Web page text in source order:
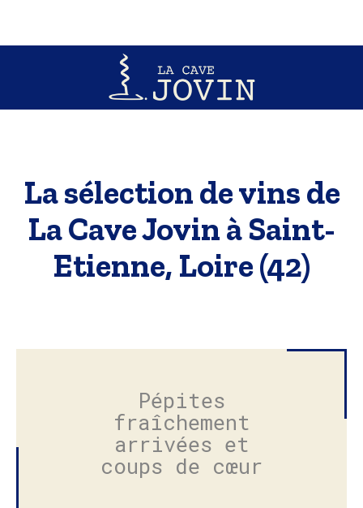
La sélection de vins de
La Cave Jovin à Saint-
Etienne, Loire (42)
Pépites
fraîchement
arrivées et
coups de cœur